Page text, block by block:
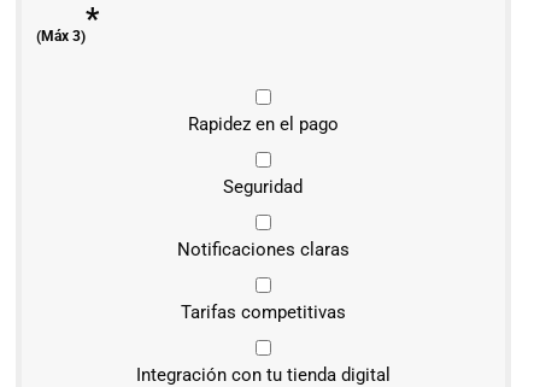
(Máx 3)*
Rapidez en el pago
Seguridad
Notificaciones claras
Tarifas competitivas
Integración con tu tienda digital